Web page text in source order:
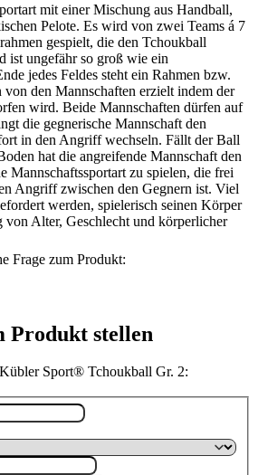
mit einer Mischung aus Handball,
Pelote. Es wird von zwei Teams á 7
gespielt, die den Tchoukball
ist ungefähr so groß wie ein
jedes Feldes steht ein Rahmen bzw.
den Mannschaften erzielt indem der
wird. Beide Mannschaften dürfen auf
die gegnerische Mannschaft den
in den Angriff wechseln. Fällt der Ball
hat die angreifende Mannschaft den
Mannschaftssportart zu spielen, die frei
Angriff zwischen den Gegnern ist. Viel
werden, spielerisch seinen Körper
von Alter, Geschlecht und körperlicher
Frage zum Produkt:
Produkt stellen
Sport® Tchoukball Gr. 2: